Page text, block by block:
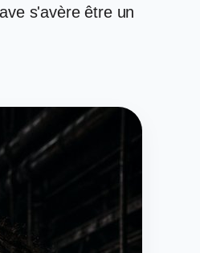
s'avère être un